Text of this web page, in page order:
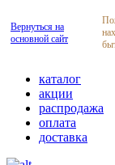
Вернуться на
основной сайт
каталог
акции
распродажа
оплата
доставка